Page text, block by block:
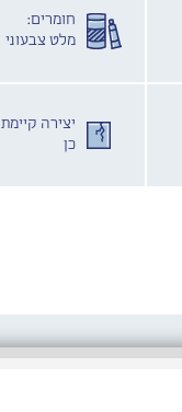
חומרים:
מלט צבעוני
יצירה קיימת
כן